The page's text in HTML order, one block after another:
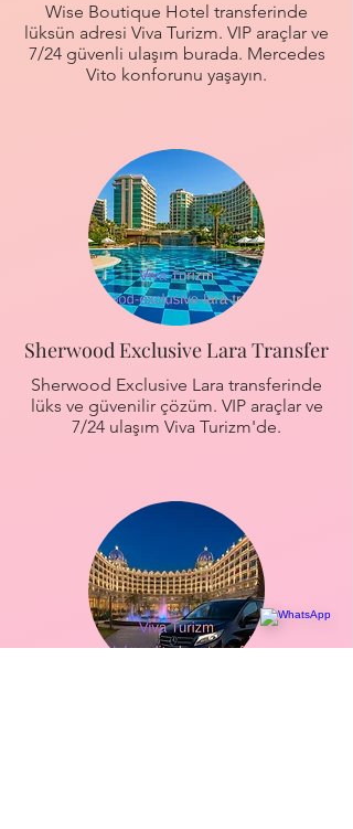
Wise Boutique Hotel transferinde
lüksün adresi Viva Turizm. VIP araçlar ve
7/24 güvenli ulaşım burada. Mercedes
Vito konforunu yaşayın.
Sherwood Exclusive Lara Transfer
Sherwood Exclusive Lara transferinde
lüks ve güvenilir çözüm. VIP araçlar ve
7/24 ulaşım Viva Turizm'de.